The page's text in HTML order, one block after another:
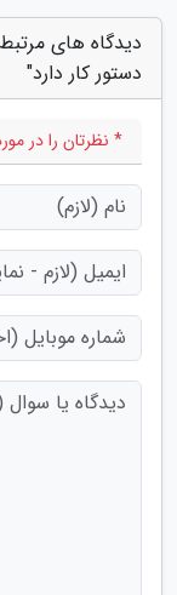
دستور کار دارد"
* نظرتان را در